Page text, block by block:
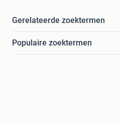
Gerelateerde zoektermen
Populaire zoektermen